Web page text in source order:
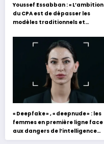
Youssef Essabban : « L’ambition
du CPA est de dépasser les
modèles traditionnels et
s’appuyant sur le partage des
expériences »
« Deepfake » , « deepnude » : les
femmes en première ligne face
aux dangers de l’intelligence
artificielle